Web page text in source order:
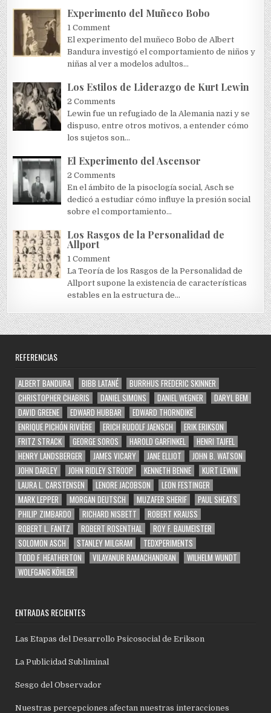
Experimento del Muñeco Bobo
1 Comment
El experimento del muñeco Bobo de Albert
Bandura investigó el comportamiento de niños y
niñas al ver a modelos adultos...
Los Estilos de Liderazgo de Kurt Lewin
2 Comments
Lewin fue un refugiado de la Alemania nazi y se
dispuso, entre otros motivos, a entender cómo
los sujetos son...
El Experimento del Ascensor
2 Comments
En el ámbito de la pisoclogía social, Asch se
dedicó a estudiar cómo influye la presión social
sobre el comportamiento...
Los Rasgos de la Personalidad de
Allport
1 Comment
La Teoría de los Rasgos de la Personalidad de
Allport supone la existencia de características
estables en la estructura de...
REFERENCIAS
ALBERT BANDURA BIBB LATANÉ
BURRHUS FREDERIC SKINNER
CHRISTOPHER CHABRIS
DANIEL SIMONS DANIEL WEGNER
DARYL BEM
DAVID GREENE
EDWARD HUBBAR
EDWARD THORNDIKE
ENRIQUE PICHÓN RIVIÈRE
ERICH RUDOLF JAENSCH
ERIK ERIKSON
FRITZ STRACK
GEORGE SOROS HAROLD GARFINKEL
HENRI TAJFEL
HENRY LANDSBERGER
JAMES VICARY JANE ELLIOT
JOHN B. WATSON
JOHN DARLEY
JOHN RIDLEY STROOP KENNETH BENNE
KURT LEWIN
LAURA L. CARSTENSEN
LENORE JACOBSON
LEON FESTINGER
MARK LEPPER
MORGAN DEUTSCH MUZAFER SHERIF
PAUL SHEATS
PHILIP ZIMBARDO
RICHARD NISBETT
ROBERT KRAUSS
ROBERT L. FANTZ
ROBERT ROSENTHAL
ROY F. BAUMEISTER
SOLOMON ASCH
STANLEY MILGRAM
TEDXPERIMENTS
TODD F. HEATHERTON
VILAYANUR RAMACHANDRAN
WILHELM WUNDT
WOLFGANG KÖHLER
ENTRADAS RECIENTES
Las Etapas del Desarrollo Psicosocial de Erikson
La Publicidad Subliminal
Sesgo del Observador
Nuestras percepciones afectan nuestras interacciones